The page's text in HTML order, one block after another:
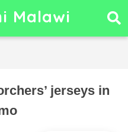
Malawi
jerseys in